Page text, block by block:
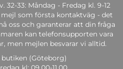
32-33: Måndag - Fredag kl. 9-12
som första kontaktväg - det
oss och garanterar att din fråga
kan telefonsupporten vara
men mejlen besvarar vi alltid.
(Göteborg)